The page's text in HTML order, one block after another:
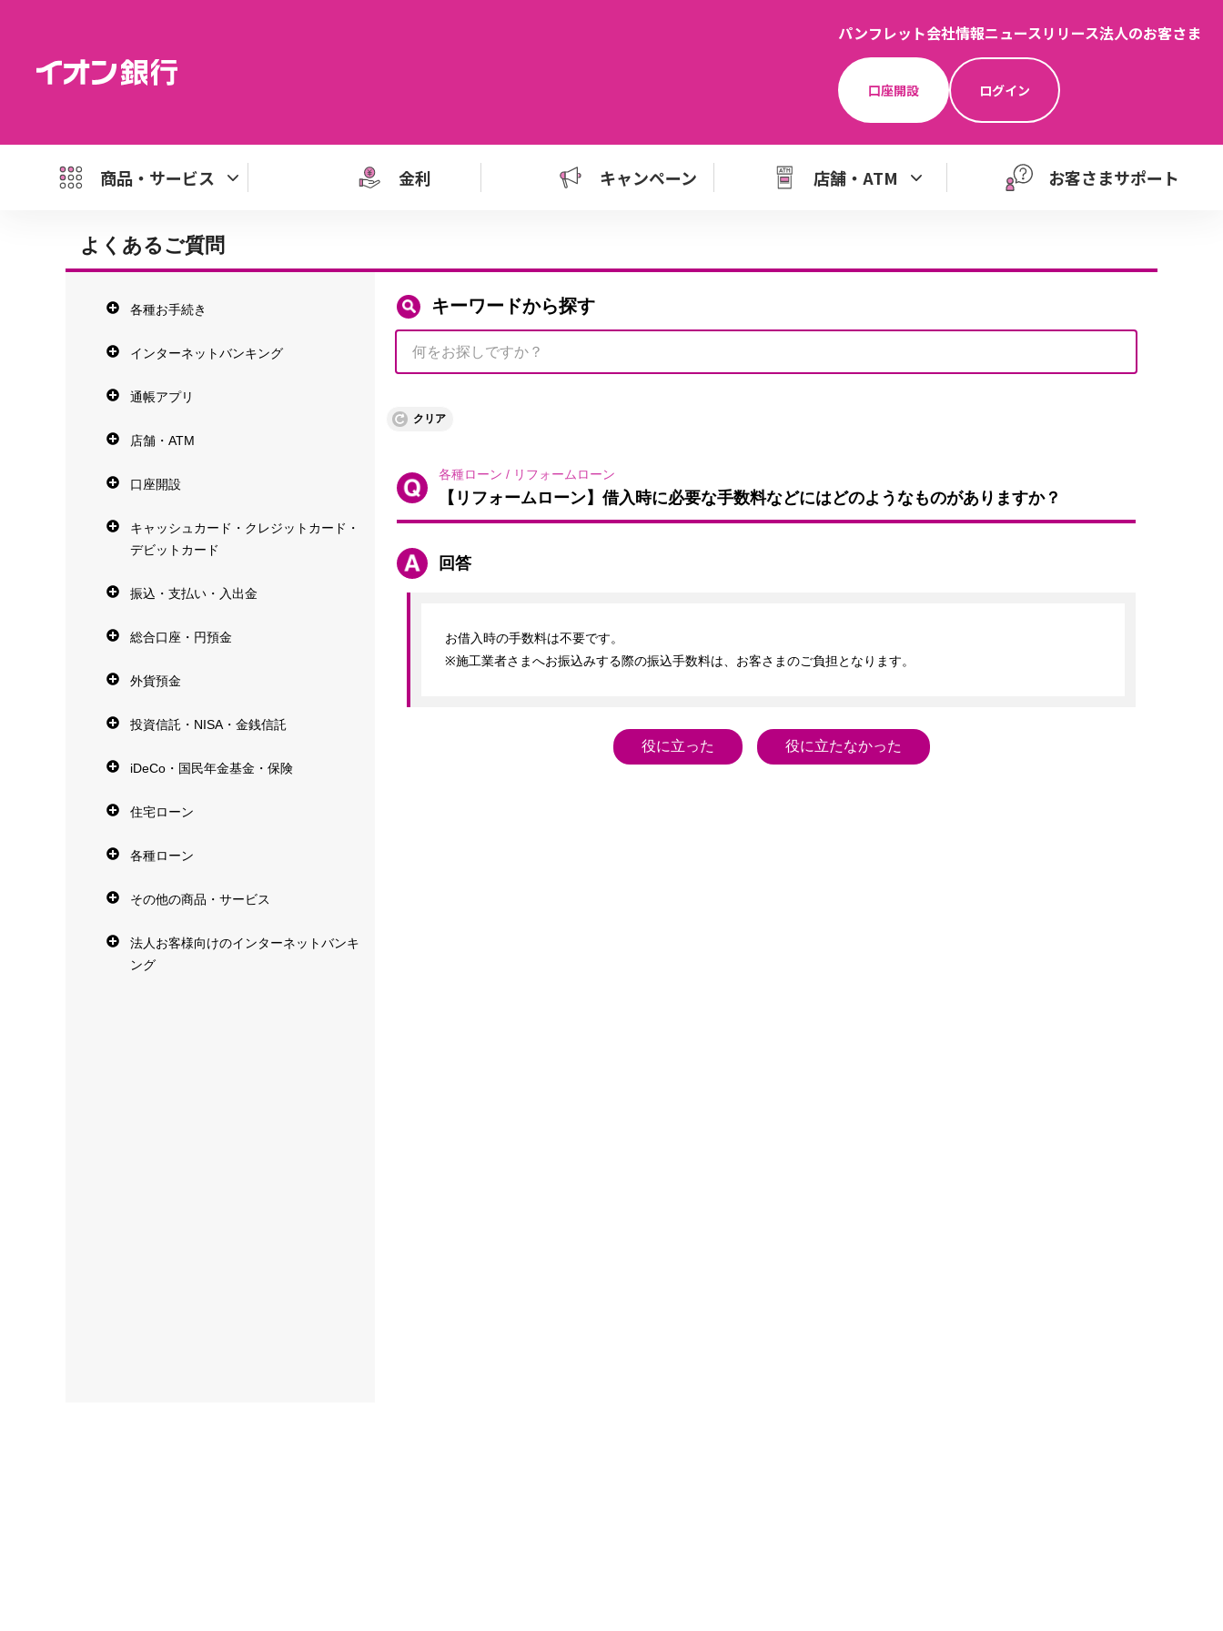
パンフレット会社情報ニュースリリース法人のお客さま
口座開設 ログイン
商品・サービス 金利 キャンペーン 店舗・ATM お客さまサポート
よくあるご質問
各種お手続き
インターネットバンキング
通帳アプリ
店舗・ATM
口座開設
キャッシュカード・クレジットカード・
デビットカード
振込・支払い・入出金
総合口座・円預金
外貨預金
投資信託・NISA・金銭信託
iDeCo・国民年金基金・保険
住宅ローン
各種ローン
その他の商品・サービス
法人お客様向けのインターネットバンキ
ング
キーワードから探す
クリア
各種ローン / リフォームローン
【リフォームローン】借入時に必要な手数料などにはどのようなものがありますか？
回答
お借入時の手数料は不要です。
※施工業者さまへお振込みする際の振込手数料は、お客さまのご負担となります。
役に立った 役に立たなかった